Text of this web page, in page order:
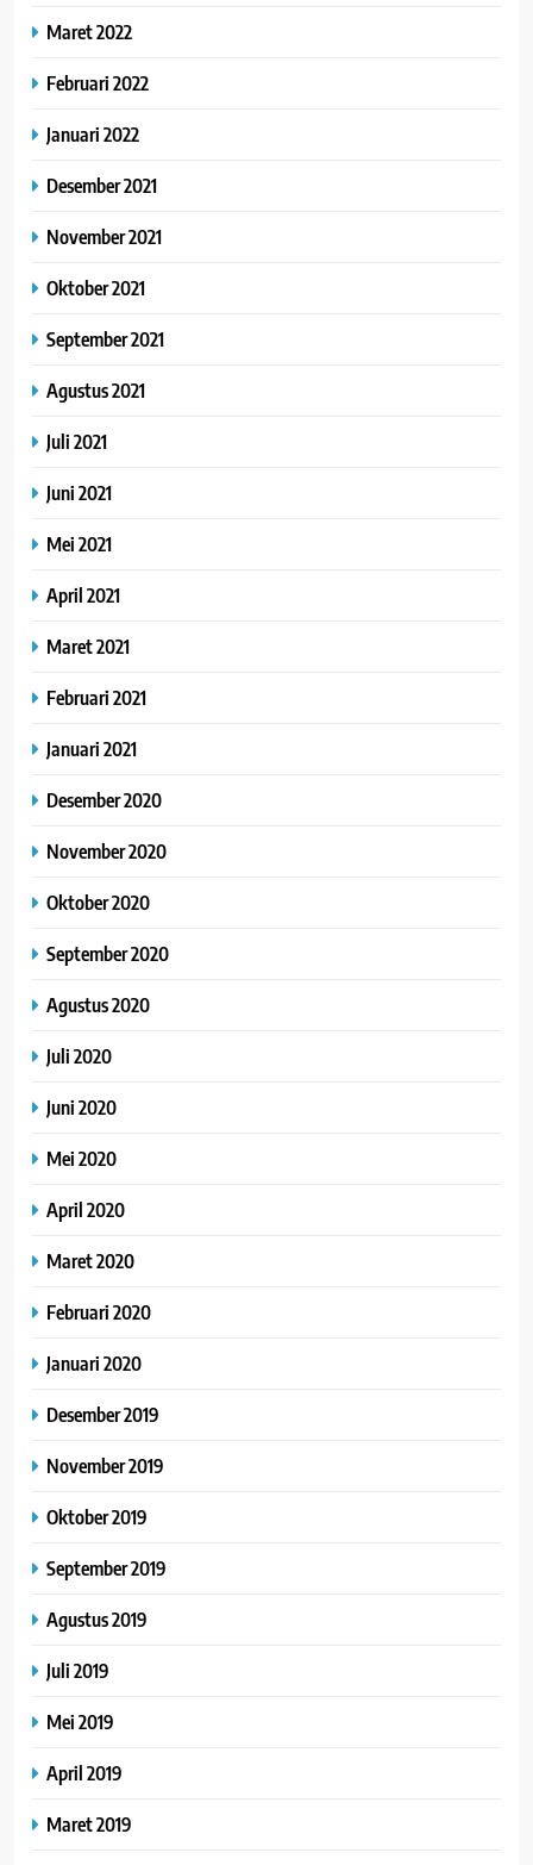
Maret 2022
Februari 2022
Januari 2022
Desember 2021
November 2021
Oktober 2021
September 2021
Agustus 2021
Juli 2021
Juni 2021
Mei 2021
April 2021
Maret 2021
Februari 2021
Januari 2021
Desember 2020
November 2020
Oktober 2020
September 2020
Agustus 2020
Juli 2020
Juni 2020
Mei 2020
April 2020
Maret 2020
Februari 2020
Januari 2020
Desember 2019
November 2019
Oktober 2019
September 2019
Agustus 2019
Juli 2019
Mei 2019
April 2019
Maret 2019